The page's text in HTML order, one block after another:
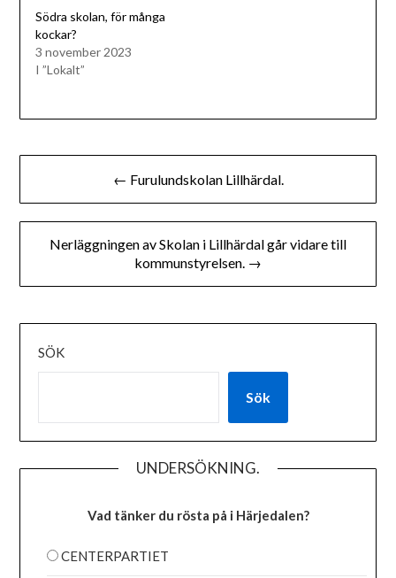
Södra skolan, för många
kockar?
3 november 2023
I ”Lokalt”
Inläggsnavigering
← Furulundskolan Lillhärdal.
Nerläggningen av Skolan i Lillhärdal går vidare till
kommunstyrelsen. →
SÖK
Sök
UNDERSÖKNING.
Vad tänker du rösta på i Härjedalen?
CENTERPARTIET